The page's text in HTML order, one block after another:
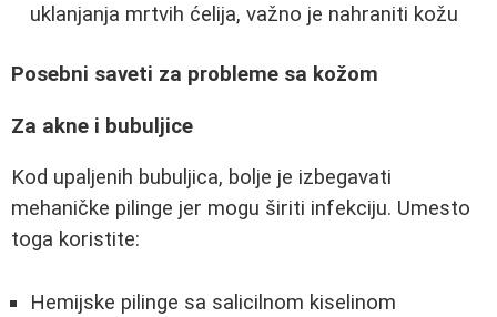
uklanjanja mrtvih ćelija, važno je nahraniti kožu
Posebni saveti za probleme sa kožom
Za akne i bubuljice
Kod upaljenih bubuljica, bolje je izbegavati
mehaničke pilinge jer mogu širiti infekciju. Umesto
toga koristite:
Hemijske pilinge sa salicilnom kiselinom